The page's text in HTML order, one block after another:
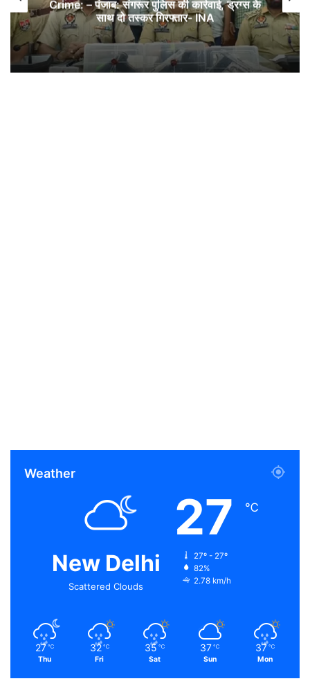
Crime: – पंजाब: संगरूर पुलिस की कार्रवाई, ड्रग्स के
साथ दो तस्कर गिरफ्तार- INA
Weather
New Delhi
Scattered Clouds
27 ℃
27º - 27º
82%
2.78 km/h
27 ℃
Thu
32 ℃
Fri
35 ℃
Sat
37 ℃
Sun
37 ℃
Mon